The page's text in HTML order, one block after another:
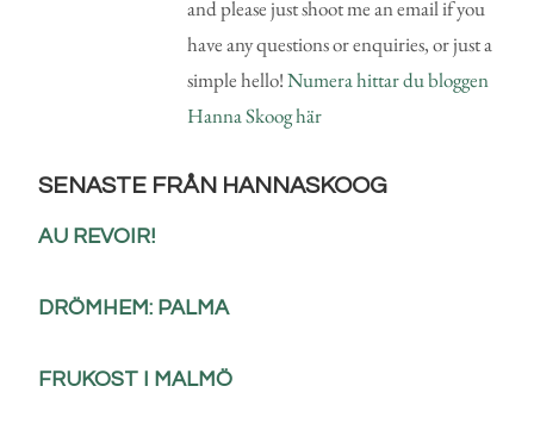
and please just shoot me an email if you
have any questions or enquiries, or just a
simple hello!Numera hittar du bloggen
Hanna Skoog här
SENASTE FRÅN HANNASKOOG
AU REVOIR!
DRÖMHEM: PALMA
FRUKOST I MALMÖ